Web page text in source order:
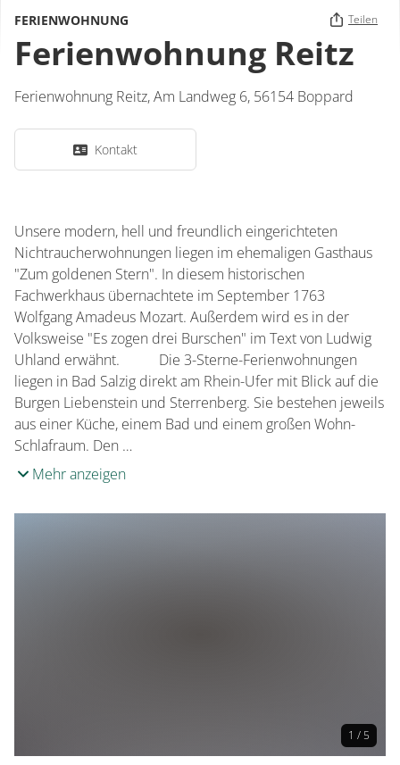
FERIENWOHNUNG Teilen
Ferienwohnung Reitz
Ferienwohnung Reitz,Am Landweg 6, 56154 Boppard
Kontakt
Unsere modern, hell und freundlich eingerichteten
Nichtraucherwohnungen liegen im ehemaligen Gasthaus
"Zum goldenen Stern". In diesem historischen
Fachwerkhaus übernachtete im September 1763
Wolfgang Amadeus Mozart. Außerdem wird es in der
Volksweise "Es zogen drei Burschen" im Text von Ludwig
Uhland erwähnt. Die 3-Sterne-Ferienwohnungen
liegen in Bad Salzig direkt am Rhein-Ufer mit Blick auf die
Burgen Liebenstein und Sterrenberg. Sie bestehen jeweils
aus einer Küche, einem Bad und einem großen Wohn-
Schlafraum. Den …
Mehr anzeigen
1 / 5